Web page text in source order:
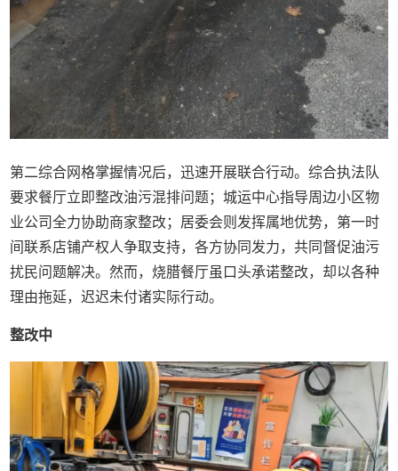
第二综合网格掌握情况后，迅速开展联合行动。综合执法队
要求餐厅立即整改油污混排问题；城运中心指导周边小区物
业公司全力协助商家整改；居委会则发挥属地优势，第一时
间联系店铺产权人争取支持，各方协同发力，共同督促油污
扰民问题解决。然而，烧腊餐厅虽口头承诺整改，却以各种
理由拖延，迟迟未付诸实际行动。
整改中